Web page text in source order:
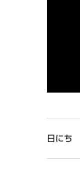
日にち